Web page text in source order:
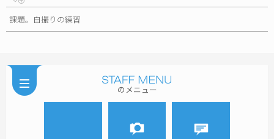
課題。自撮りの練習
のメニュー